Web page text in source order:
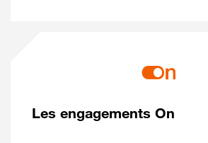
Les engagements On